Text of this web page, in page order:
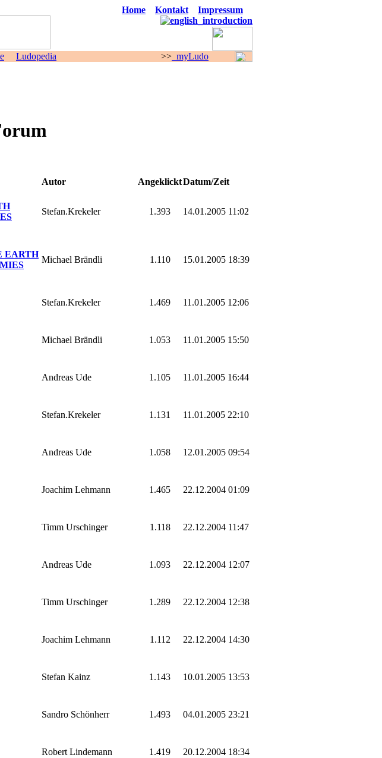
Home Kontakt Impressum
Ludopedia >> myLudo
Autor AngeklicktDatum/Zeit
Stefan.Krekeler 1.393 14.01.2005 11:02
EARTH
Michael Brändli 1.110 15.01.2005 18:39
Stefan.Krekeler 1.469 11.01.2005 12:06
Michael Brändli 1.053 11.01.2005 15:50
Andreas Ude 1.105 11.01.2005 16:44
Stefan.Krekeler 1.131 11.01.2005 22:10
Andreas Ude 1.058 12.01.2005 09:54
Joachim Lehmann 1.465 22.12.2004 01:09
Timm Urschinger 1.118 22.12.2004 11:47
Andreas Ude 1.093 22.12.2004 12:07
Timm Urschinger 1.289 22.12.2004 12:38
Joachim Lehmann 1.112 22.12.2004 14:30
Stefan Kainz 1.143 10.01.2005 13:53
Sandro Schönherr 1.493 04.01.2005 23:21
Robert Lindemann 1.419 20.12.2004 18:34